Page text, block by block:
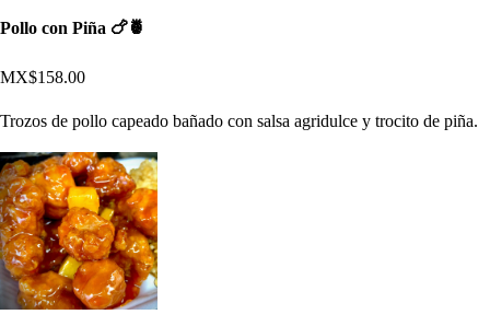
Pollo con Piña 🍗🍍
MX$158.00
Trozos de pollo capeado bañado con salsa agridulce y trocito de piña.